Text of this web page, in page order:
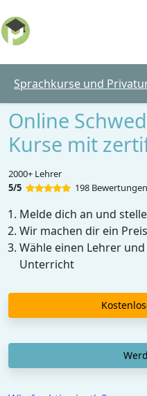
Sprachkurse und
Online
Kurse mit
2000+ Lehrer
5/5
198 Bewertungen
Melde dich an und
Wir machen dir ein
Wähle einen Lehrer
Unterricht